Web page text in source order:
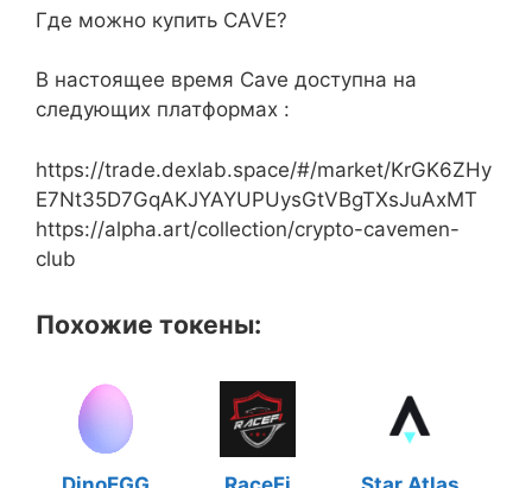
Где можно купить CAVE?
В настоящее время Cave доступна на
следующих платформах :
https://trade.dexlab.space/#/market/KrGK6ZHy
E7Nt35D7GqAKJYAYUPUysGtVBgTXsJuAxMT
https://alpha.art/collection/crypto-cavemen-
club
Похожие токены: